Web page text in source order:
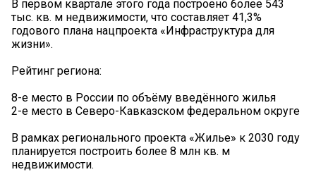
В первом квартале этого года построено более 543
тыс. кв. м недвижимости, что составляет 41,3%
годового плана нацпроекта «Инфраструктура для
жизни».
Рейтинг региона:
8-е место в России по объёму введённого жилья
2-е место в Северо-Кавказском федеральном округе
В рамках регионального проекта «Жилье» к 2030 году
планируется построить более 8 млн кв. м
недвижимости.